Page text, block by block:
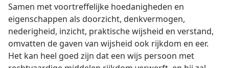
Samen met voortreffelijke hoedanigheden en
eigenschappen als doorzicht, denkvermogen,
nederigheid, inzicht, praktische wijsheid en verstand,
omvatten de gaven van wijsheid ook rijkdom en eer.
Het kan heel goed zijn dat een wijs persoon met